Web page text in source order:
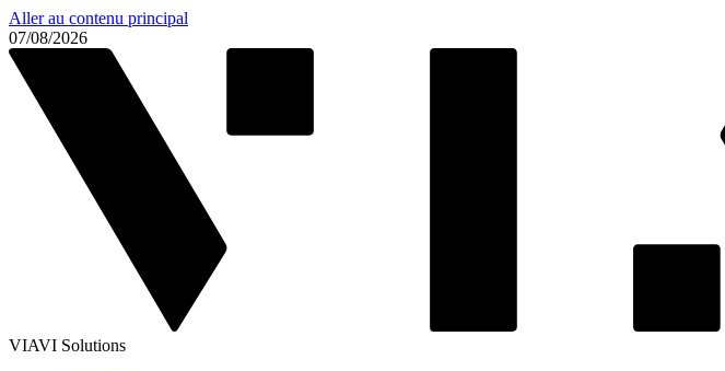
Aller au contenu principal
07/08/2026
VIAVI Solutions